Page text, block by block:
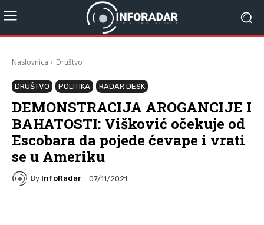
Naslovnica Društvo
DRUŠTVO POLITIKA RADAR DESK
DEMONSTRACIJA AROGANCIJE I
BAHATOSTI: Višković očekuje od
Escobara da pojede ćevape i vrati
se u Ameriku
By InfoRadar 07/11/2021